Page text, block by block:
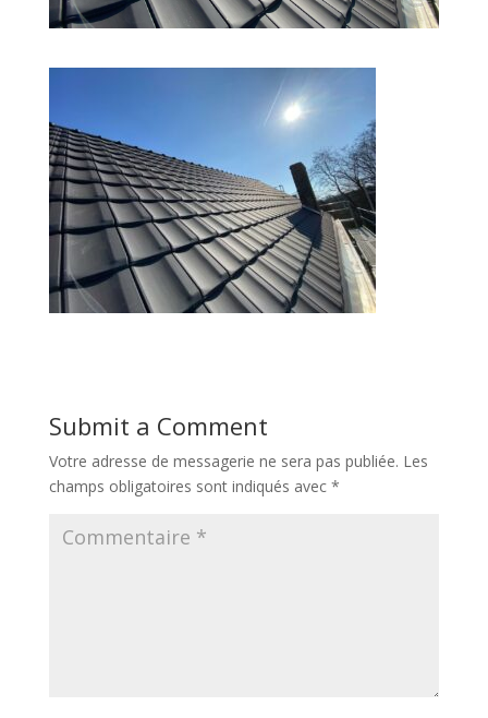
Submit a Comment
Votre adresse de messagerie ne sera pas publiée. Les
champs obligatoires sont indiqués avec *